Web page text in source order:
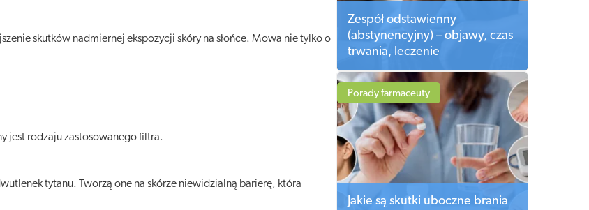
skutków nadmiernej ekspozycji skóry na słońce. Mowa nie tylko o
jest rodzaju zastosowanego filtra.
tytanu. Tworzą one na skórze niewidzialną barierę, która
Zespół odstawienny
(abstynencyjny) – objawy, czas
trwania, leczenie
Porady farmaceuty
Jakie są skutki uboczne brania